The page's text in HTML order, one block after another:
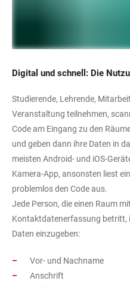
Digital und schnell: Die
Studierende, Lehrende,
Veranstaltung teilnehmen,
Code am Eingang zu den
und geben dann ihre Daten in
meisten Android- und iOS-
Kamera-App, ansonsten liest
problemlos den Code aus.
Jede Person, die einen Raum
Kontaktdatenerfassung betritt,
Daten einzugeben:
Vor- und Nachname
Anschrift